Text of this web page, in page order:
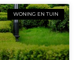
WONING EN TUIN